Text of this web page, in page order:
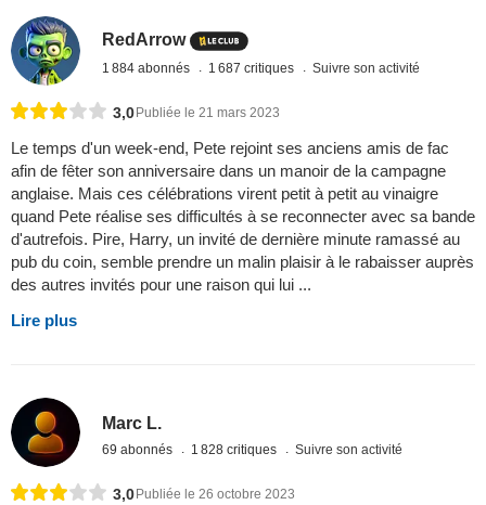
RedArrow
1 884 abonnés 1 687 critiques Suivre son activité
3,0 Publiée le 21 mars 2023
Le temps d'un week-end, Pete rejoint ses anciens amis de fac
afin de fêter son anniversaire dans un manoir de la campagne
anglaise. Mais ces célébrations virent petit à petit au vinaigre
quand Pete réalise ses difficultés à se reconnecter avec sa bande
d'autrefois. Pire, Harry, un invité de dernière minute ramassé au
pub du coin, semble prendre un malin plaisir à le rabaisser auprès
des autres invités pour une raison qui lui ...
Lire plus
Marc L.
69 abonnés 1 828 critiques Suivre son activité
3,0 Publiée le 26 octobre 2023